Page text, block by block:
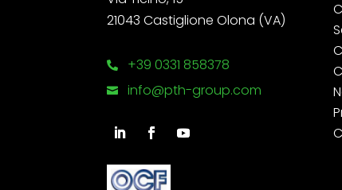
21043 Castiglione Olona (VA)
 +39 0331 858378
 info@pth-group.com